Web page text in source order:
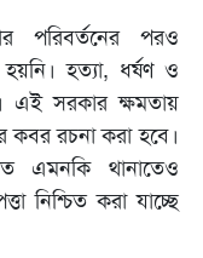
পরিবর্তনের পরও
হত্যা, ধর্ষণ ও
এই সরকার ক্ষমতায়
কবর রচনা করা হবে।
এমনকি থানাতেও
নিশ্চিত করা যাচ্ছে